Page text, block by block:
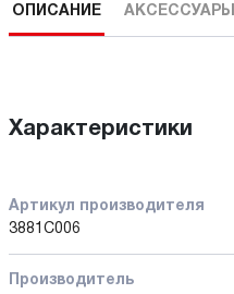
ОПИСАНИЕ АКСЕССУАРЫ
Характеристики
Артикул производителя
3881C006
Производитель